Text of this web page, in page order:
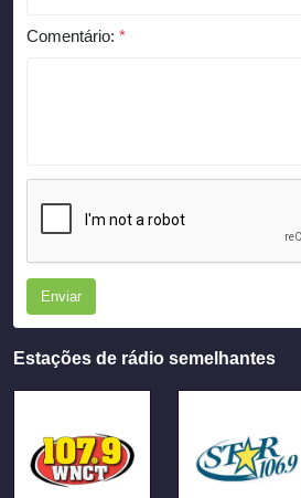
Comentário: *
Enviar
Estações de rádio semelhantes